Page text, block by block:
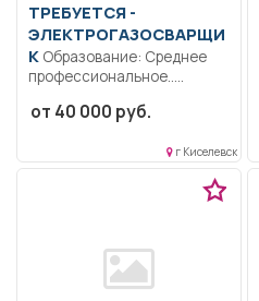
ТРЕБУЕТСЯ -
ЭЛЕКТРОГАЗОСВАРЩИ
К
профессиональное..
ремонт
от 40 000 руб.
г Киселевск